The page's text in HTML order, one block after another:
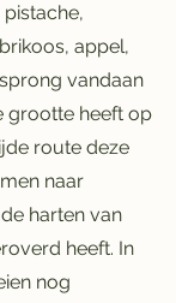
appel,
vandaan
grootte heeft op
route deze
naar
harten van
heeft. In
nog